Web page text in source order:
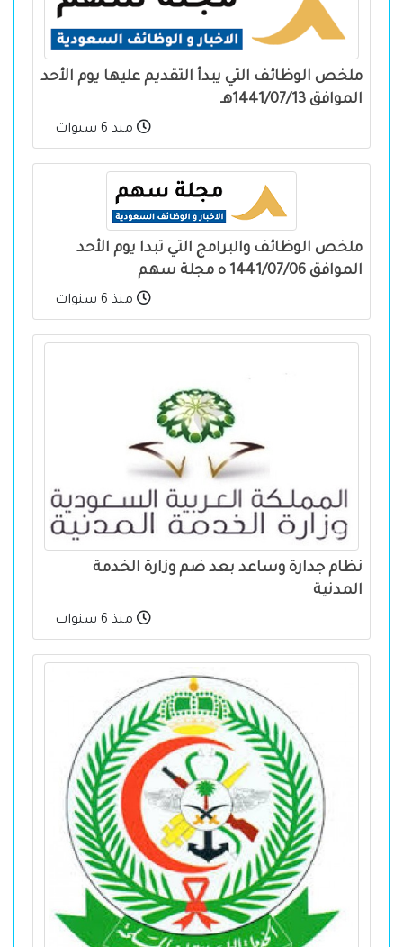
ملخص الوظائف التي يبدأ التقديم عليها يوم الأحد
الموافق 1441/07/13هـ
منذ 6 سنوات
ملخص الوظائف والبرامج التي تبدا يوم الأحد
الموافق 1441/07/06 ه مجلة سهم
منذ 6 سنوات
نظام جدارة وساعد بعد ضم وزارة الخدمة
المدنية
منذ 6 سنوات